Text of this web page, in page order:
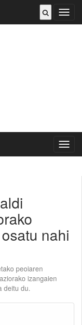
ireki
ireki
nahi
peoiaren
izangaien
deitu du.